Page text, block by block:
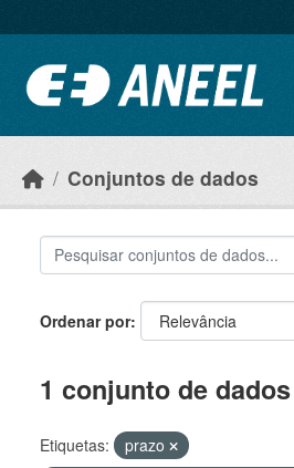
Conjuntos de dados
Ordenar por
1 conjunto de
Etiquetas:
prazo